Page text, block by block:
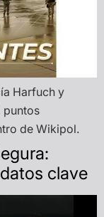
Harfuch y
puntos
de Wikipol.
clave